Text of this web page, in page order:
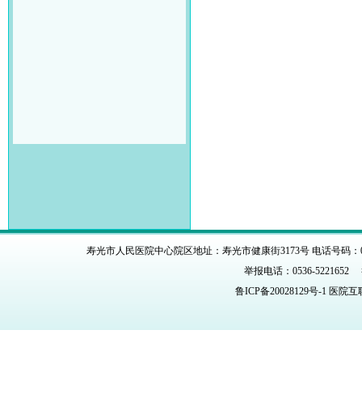
寿光市人民医院中心院区地址：寿光市健康街3173号 电话号码
举报电话：0536-5221652
鲁ICP备20028129号-1 医院互